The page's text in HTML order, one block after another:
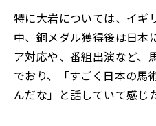
特に大岩については、イギ
中、銅メダル獲得後は日本
ア対応や、番組出演など、
でおり、「すごく日本の馬
んだな」と話していて感じ